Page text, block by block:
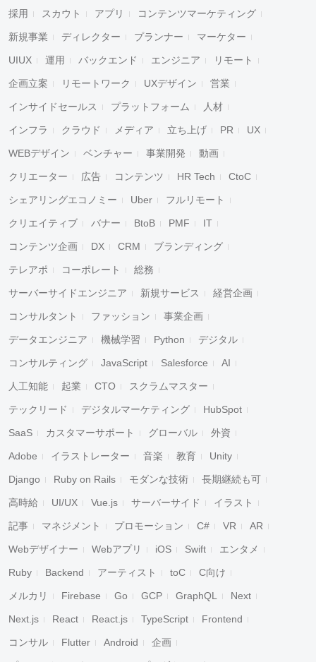
採用 スカウト アプリ コンテンツマーケティング
新規事業 ディレクター プランナー マーケター
UIUX 運用 バックエンド エンジニア リモート
企画立案 リモートワーク UXデザイン 営業
インサイドセールス プラットフォーム 人材
インフラ クラウド メディア 立ち上げ PR UX
WEBデザイン ベンチャー 事業開発 動画
クリエーター 広告 コンテンツ HR Tech CtoC
シェアリングエコノミー Uber フルリモート
クリエイティブ バナー BtoB PMF IT
コンテンツ企画 DX CRM ブランディング
テレアポ コーポレート 総務
サーバーサイドエンジニア 新規サービス 経営企画
コンサルタント ファッション 事業企画
データエンジニア 機械学習 Python デジタル
コンサルティング JavaScript Salesforce AI
人工知能 起業 CTO スクラムマスター
テックリード デジタルマーケティング HubSpot
SaaS カスタマーサポート グローバル 外資
Adobe イラストレーター 音楽 教育 Unity
Django Ruby on Rails モダンな技術 長期継続も可
高時給 UI/UX Vue.js サーバーサイド イラスト
記事 マネジメント プロモーション C# VR AR
Webデザイナー Webアプリ iOS Swift エンタメ
Ruby Backend アーティスト toC C向け
メルカリ Firebase Go GCP GraphQL Next
Next.js React React.js TypeScript Frontend
コンサル Flutter Android 企画